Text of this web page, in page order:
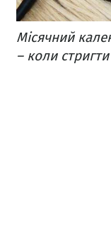
Місячний
– коли